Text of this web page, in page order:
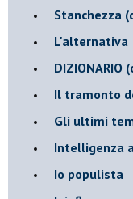
Stanchezza
L'alternativa
Il tramonto
Gli ultimi
Intelligenza
Io populista